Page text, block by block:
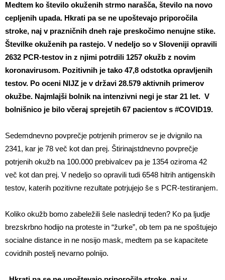
Medtem ko število okuženih strmo narašča, število na novo
cepljenih upada. Hkrati pa se ne upoštevajo priporočila
stroke, naj v prazničnih dneh raje preskočimo nenujne stike.
Številke okuženih pa rastejo. V nedeljo so v Sloveniji opravili
2632 PCR-testov in z njimi potrdili 1257 okužb z novim
koronavirusom. Pozitivnih je tako 47,8 odstotka opravljenih
testov. Po oceni NIJZ je v državi 28.579 aktivnih primerov
okužbe. Najmlajši bolnik na intenzivni negi je star 21 let. V
bolnišnico je bilo včeraj sprejetih 67 pacientov s #COVID19.
Sedemdnevno povprečje potrjenih primerov se je dvignilo na
2341, kar je 78 več kot dan prej. Štirinajstdnevno povprečje
potrjenih okužb na 100.000 prebivalcev pa je 1354 oziroma 42
več kot dan prej. V nedeljo so opravili tudi 6548 hitrih antigenskih
testov, katerih pozitivne rezultate potrjujejo še s PCR-testiranjem.
Koliko okužb bomo zabeležili šele naslednji teden? Ko pa ljudje
brezskrbno hodijo na proteste in “žurke”, ob tem pa ne spoštujejo
socialne distance in ne nosijo mask, medtem pa se kapacitete
covidnih postelj nevarno polnijo.